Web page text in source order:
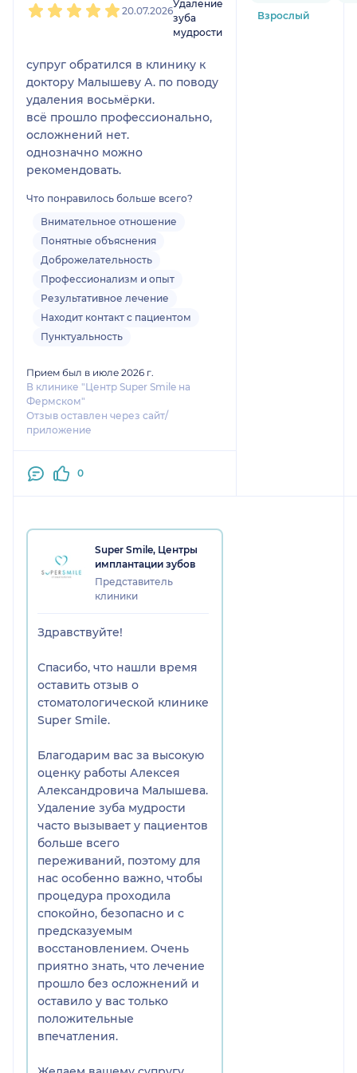
20.07.2026
Удаление
зуба
мудрости
супруг обратился в клинику к
доктору Малышеву А. по поводу
удаления восьмёрки.
всё прошло профессионально,
осложнений нет.
однозначно можно
рекомендовать.
Что понравилось больше всего?
Внимательное отношение
Понятные объяснения
Доброжелательность
Профессионализм и опыт
Результативное лечение
Находит контакт с пациентом
Пунктуальность
Прием был в июле 2026 г.
В клинике "Центр Super Smile на
Фермском"
Отзыв оставлен через сайт/
приложение
0
Взрослый
Super Smile, Центры
имплантации зубов
Представитель
клиники
Здравствуйте!
Спасибо, что нашли время
оставить отзыв о
стоматологической клинике
Super Smile.
Благодарим вас за высокую
оценку работы Алексея
Александровича Малышева.
Удаление зуба мудрости
часто вызывает у пациентов
больше всего
переживаний, поэтому для
нас особенно важно, чтобы
процедура проходила
спокойно, безопасно и с
предсказуемым
восстановлением. Очень
приятно знать, что лечение
прошло без осложнений и
оставило у вас только
положительные
впечатления.